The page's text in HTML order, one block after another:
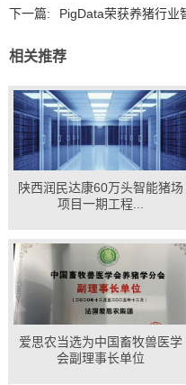
下一篇:
PigData荣获养猪行业
相关推荐
陕西润民达康60万头智能猪场
项目一期工程...
爱思农当选为中国畜牧兽医学
会副理事长单位